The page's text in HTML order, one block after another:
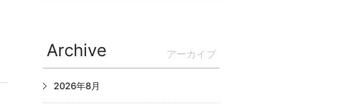
Archive アーカイブ
2026年8月